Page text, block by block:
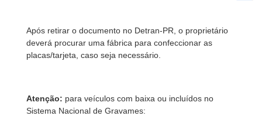
Após retirar o documento no Detran-PR, o proprietário
deverá procurar uma fábrica para confeccionar as
placas/tarjeta, caso seja necessário.
Atenção: para veículos com baixa ou incluídos no
Sistema Nacional de Gravames: